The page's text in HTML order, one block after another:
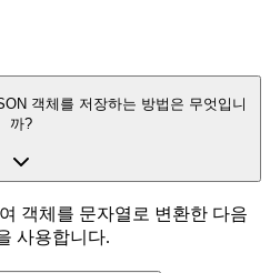
객체를 저장하는 방법은 무엇입니
까?
객체를 문자열로 변환한 다음
사용합니다.